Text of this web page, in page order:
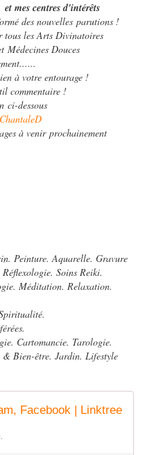
et mes centresd'intérêts
des nouvelles parutions !
tous les Arts Divinatoires
Médecines Douces
à votre entourage !
commentaire !
ci-dessous
à venirprochainement
Peinture. Aquarelle. Gravure
Soins Reiki.
Méditation. Relaxation.
Cartomancie. Tarologie.
& Bien-être. Jardin. Lifestyle
Facebook | Linktree